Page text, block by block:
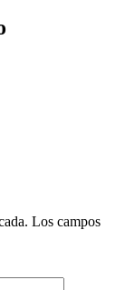
Los campos